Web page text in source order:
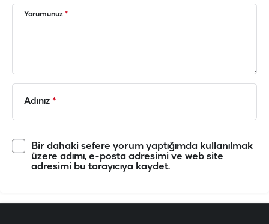
Yorumunuz *
Adınız *
Bir dahaki sefere yorum yaptığımda kullanılmak
üzere adımı, e-posta adresimi ve web site
adresimi bu tarayıcıya kaydet.